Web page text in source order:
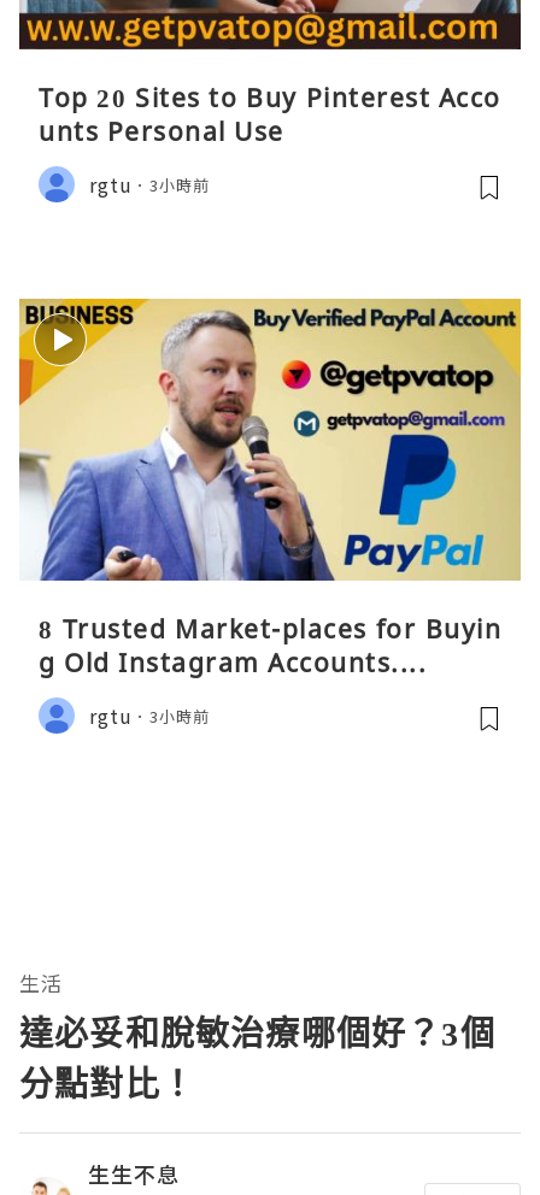
Top 20 Sites to Buy Pinterest Acco
unts Personal Use
rgtu 3小時前
8 Trusted Market-places for Buyin
g Old Instagram Accounts....
rgtu 3小時前
生活
達必妥和脫敏治療哪個好？3個
分點對比！
生生不息